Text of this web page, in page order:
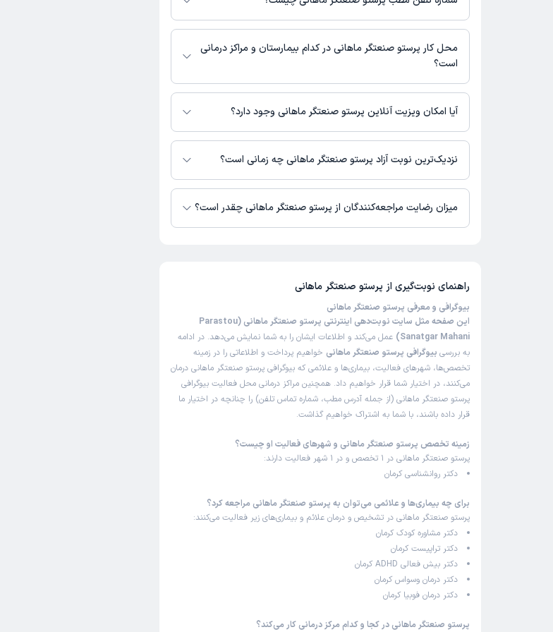
کلینیک پردیس : 03532448773
محل کار پرستو صنعتگر ماهانی در کدام بیمارستان و مراکز درمانی
است؟
اطلاعاتی درباره محل فعالیت پرستو صنعتگر ماهانی در مراکز درمانی در دسترس نیست.
آیا امکان ویزیت آنلاین پرستو صنعتگر ماهانی وجود دارد؟
در حال حاضر پرستو صنعتگر ماهانی مشاوره پزشکی تلفنی فعال دارند.
نزدیک‌ترین نوبت آزاد پرستو صنعتگر ماهانی چه زمانی است؟
پرستو صنعتگر ماهانی از روز یکشنبه 18 مرداد 1405 بیمار جدید می‌پذیرند.
میزان رضایت مراجعه‌کنندگان از پرستو صنعتگر ماهانی چقدر است؟
راهنمای نوبت‌گیری از پرستو صنعتگر ماهانی
بیوگرافی و معرفی پرستو صنعتگر ماهانی
این صفحه مثل سایت نوبت‌دهی اینترنتی پرستو صنعتگر ماهانی (Parastou
Sanatgar Mahani)
عمل می‌کند و اطلاعات ایشان را به شما نمایش می‌دهد. در ادامه
به بررسی بیوگرافی پرستو صنعتگر ماهانی خواهیم پرداخت و اطلاعاتی را در زمینه
تخصص‌ها، شهرهای فعالیت، بیماری‌ها و علائمی که بیوگرافی پرستو صنعتگر ماهانی درمان
می‌کنند، در اختیار شما قرار خواهیم داد. همچنین مراکز درمانی محل فعالیت بیوگرافی
پرستو صنعتگر ماهانی (از جمله آدرس مطب، شماره تماس تلفن) را چنانچه در اختیار ما
قرار داده باشند، با شما به اشتراک خواهیم گذاشت.
زمینه تخصص پرستو صنعتگر ماهانی و شهرهای فعالیت او چیست؟
پرستو صنعتگر ماهانی در 1 تخصص و در 1 شهر فعالیت دارند:
دکتر روانشناسی کرمان
برای چه بیماری‌ها و علائمی می‌توان به پرستو صنعتگر ماهانی مراجعه کرد؟
پرستو صنعتگر ماهانی در تشخیص و درمان علائم و بیماری‌های زیر فعالیت می‌کنند:
دکتر مشاوره کودک کرمان
دکتر تراپیست کرمان
دکتر بیش فعالی ADHD کرمان
دکتر درمان وسواس کرمان
دکتر درمان فوبیا کرمان
پرستو صنعتگر ماهانی در کجا و کدام مرکز درمانی کار می‌کند؟